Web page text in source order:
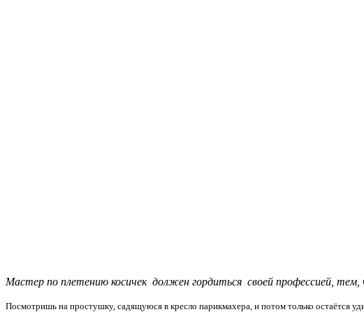
Мастер по плетению косичек должен гордиться своей профессией,
Посмотришь на простушку, садящуюся в кресло парикмахера, и потом только остаётся